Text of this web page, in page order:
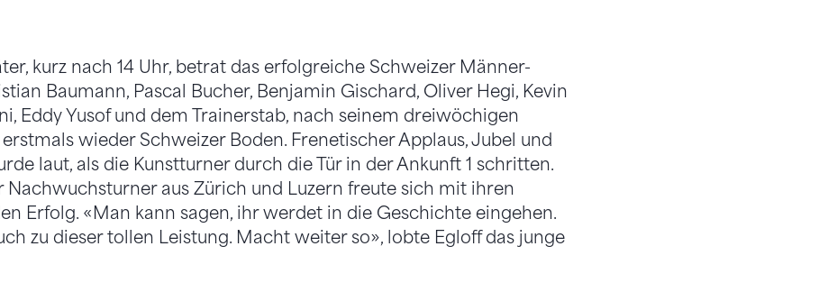
kurz nach 14 Uhr, betrat das erfolgreiche Schweizer Männer-
Baumann, Pascal Bucher, Benjamin Gischard, Oliver Hegi, Kevin
Eddy Yusof und dem Trainerstab, nach seinem dreiwöchigen
wieder Schweizer Boden. Frenetischer Applaus, Jubel und
laut, als die Kunstturner durch die Tür in der Ankunft 1 schritten.
Nachwuchsturner aus Zürich und Luzern freute sich mit ihren
Erfolg. «Man kann sagen, ihr werdet in die Geschichte eingehen.
zu dieser tollen Leistung. Macht weiter so», lobte Egloff das junge